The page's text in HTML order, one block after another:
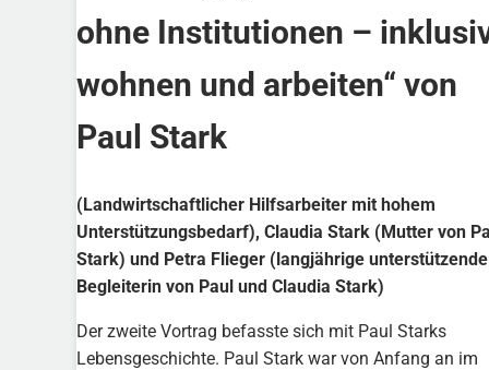
ohne Institutionen –
wohnen und arbeiten“ von
Paul Stark
(Landwirtschaftlicher Hilfsarbeiter mit hohem
Unterstützungsbedarf), Claudia Stark (Mutter von
Stark) und Petra Flieger (langjährige unterstützende
Begleiterin von Paul und Claudia Stark)
Der zweite Vortrag befasste sich mit Paul Starks
Lebensgeschichte. Paul Stark war von Anfang an im